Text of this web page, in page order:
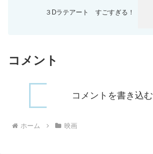
３Dラテアート すごすぎる！
コメント
コメントを書き込む
ホーム 映画